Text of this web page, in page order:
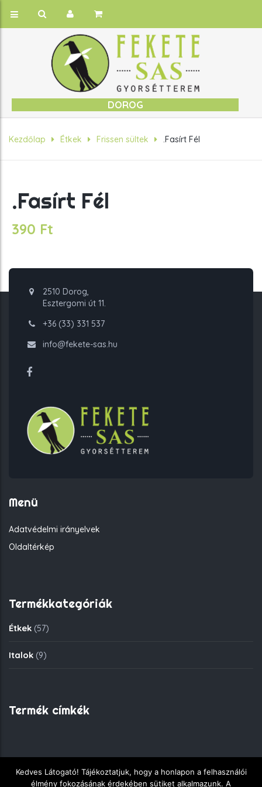
DOROG
Kezdőlap Étkek Frissen sültek .Fasírt Fél
.Fasírt Fél
390 Ft
2510 Dorog,
Esztergomi út 11.
+36 (33) 331 537
info@fekete-sas.hu
Menü
Adatvédelmi irányelvek
Oldaltérkép
Termékkategóriák
Étkek (57)
Italok (9)
Termék címkék
Copyright © 2018 - Fekete Sas Gyorsétkezde - Minden jog
Kedves Látogató! Tájékoztatjuk, hogy a honlapon a felhasználói
élmény fokozásának érdekében sütiket alkalmazunk. A